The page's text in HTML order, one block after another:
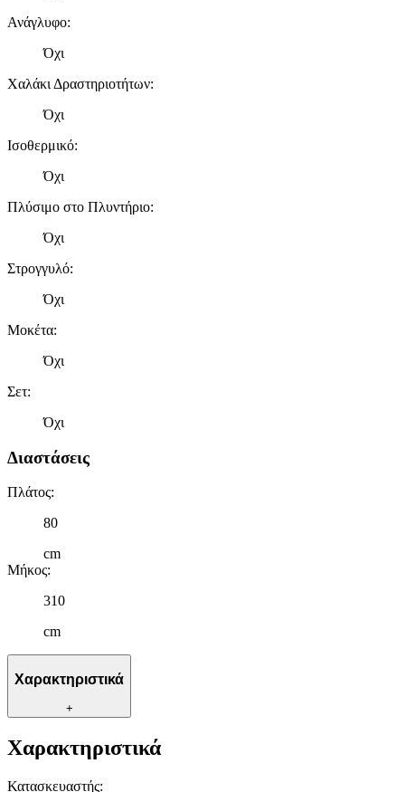
Ανάγλυφο:
Όχι
Χαλάκι Δραστηριοτήτων:
Όχι
Ισοθερμικό:
Όχι
Πλύσιμο στο Πλυντήριο:
Όχι
Στρογγυλό:
Όχι
Μοκέτα:
Όχι
Σετ:
Όχι
Διαστάσεις
Πλάτος:
80
cm
Μήκος:
310
cm
Χαρακτηριστικά
+
Χαρακτηριστικά
Κατασκευαστής: